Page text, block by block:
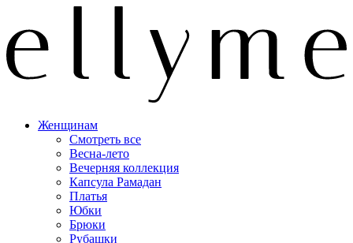
Женщинам
Смотреть все
Весна-лето
Вечерняя коллекция
Капсула Рамадан
Платья
Юбки
Брюки
Рубашки